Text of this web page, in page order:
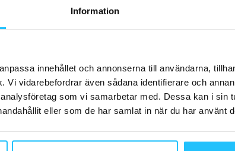
Information
innehållet och annonserna till användarna,
Vi vidarebefordrar även sådana identifierare och
som vi samarbetar med. Dessa kan i sin
eller som de har samlat in när du har använt
Nästa artikel
hälsosatsningar behövs – vi har inte råd att
vänta”